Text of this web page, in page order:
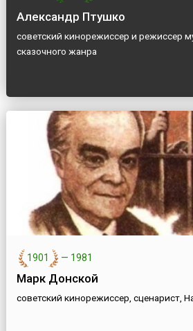
Александр Птушко
советский кинорежиссер и режиссер
сказочного жанра
1901 — 1981
Марк Донской
советский кинорежиссер, сценарист,